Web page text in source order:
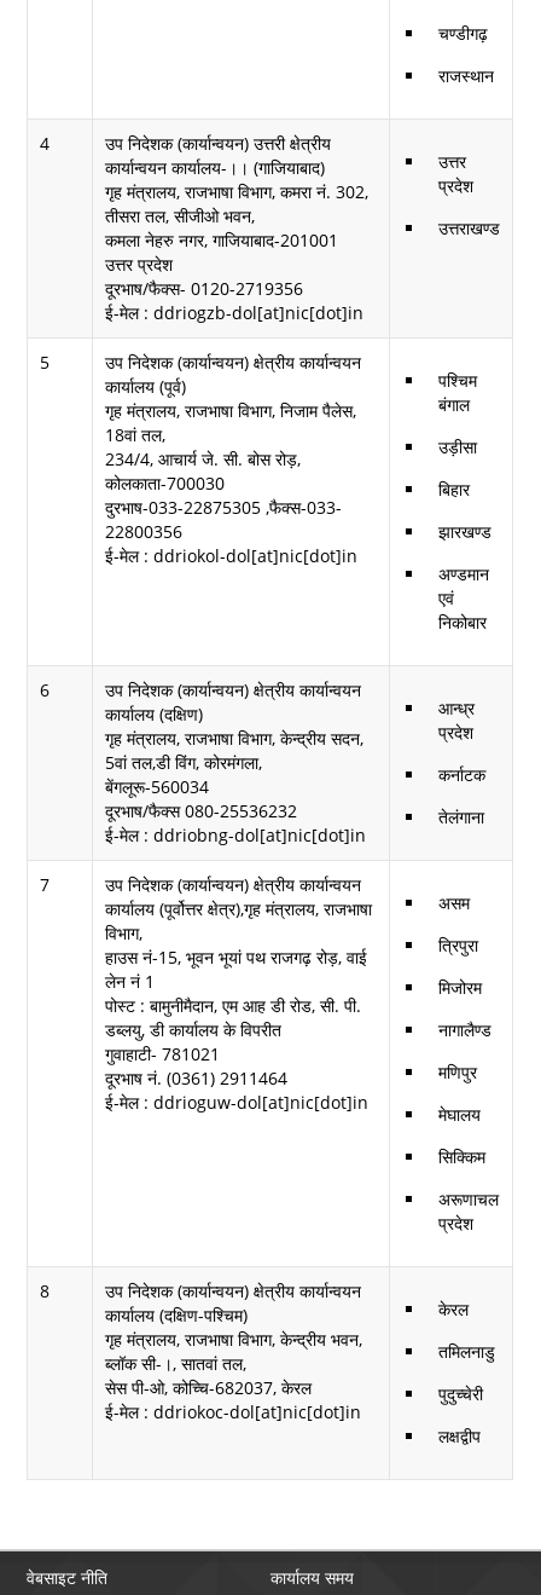
चण्डीगढ़
राजस्थान
4
उप निदेशक (कार्यान्वयन) उत्तरी क्षेत्रीय
कार्यान्वयन कार्यालय-।। (गाजियाबाद)
गृह मंत्रालय, राजभाषा विभाग, कमरा नं. 302,
तीसरा तल, सीजीओ भवन,
कमला नेहरु नगर, गाजियाबाद-201001
उत्तर प्रदेश
दूरभाष/फैक्स- 0120-2719356
ई-मेल : ddriogzb-dol[at]nic[dot]in
उत्तर
प्रदेश
उत्तराखण्ड
5
उप निदेशक (कार्यान्वयन) क्षेत्रीय कार्यान्वयन
कार्यालय (पूर्व)
गृह मंत्रालय, राजभाषा विभाग, निजाम पैलेस,
18वां तल,
234/4, आचार्य जे. सी. बोस रोड़,
कोलकाता-700030
दुरभाष-033-22875305 ,फैक्स-033-
22800356
ई-मेल : ddriokol-dol[at]nic[dot]in
पश्चिम
बंगाल
उड़ीसा
बिहार
झारखण्ड
अण्डमान
एवं
निकोबार
6
उप निदेशक (कार्यान्वयन) क्षेत्रीय कार्यान्वयन
कार्यालय (दक्षिण)
गृह मंत्रालय, राजभाषा विभाग, केन्द्रीय सदन,
5वां तल,डी विंग, कोरमंगला,
बेंगलूरू-560034
दूरभाष/फैक्स 080-25536232
ई-मेल : ddriobng-dol[at]nic[dot]in
आन्ध्र
प्रदेश
कर्नाटक
तेलंगाना
7
उप निदेशक (कार्यान्वयन) क्षेत्रीय कार्यान्वयन
कार्यालय (पूर्वोत्तर क्षेत्र),गृह मंत्रालय, राजभाषा
विभाग,
हाउस नं-15, भूवन भूयां पथ राजगढ़ रोड़, वाई
लेन नं 1
पोस्ट : बामुनीमैदान, एम आह डी रोड, सी. पी.
डब्लयु, डी कार्यालय के विपरीत
गुवाहाटी- 781021
दूरभाष नं. (0361) 2911464
ई-मेल : ddrioguw-dol[at]nic[dot]in
असम
त्रिपुरा
मिजोरम
नागालैण्ड
मणिपुर
मेघालय
सिक्किम
अरूणाचल
प्रदेश
8
उप निदेशक (कार्यान्वयन) क्षेत्रीय कार्यान्वयन
कार्यालय (दक्षिण-पश्चिम)
गृह मंत्रालय, राजभाषा विभाग, केन्द्रीय भवन,
ब्लॉक सी-।, सातवां तल,
सेस पी-ओ, कोच्चि-682037, केरल
ई-मेल : ddriokoc-dol[at]nic[dot]in
केरल
तमिलनाडु
पुदुच्चेरी
लक्षद्वीप
वेबसाइट नीति
कार्यालय समय